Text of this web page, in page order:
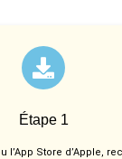
Étape 1
l’App Store d’Apple,